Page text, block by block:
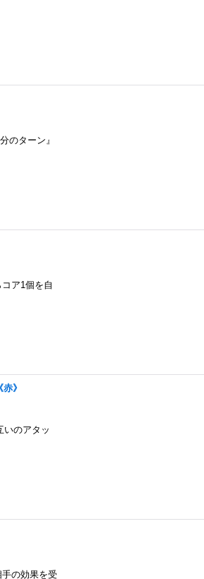
のターン』
ア1個を自
》
いのアタッ
の効果を受